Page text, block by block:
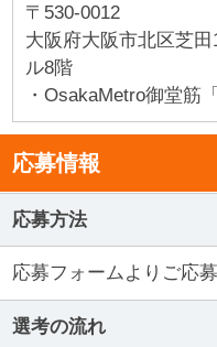
〒530-0012
大阪府大阪市北区芝
ル8階
・OsakaMetro御堂筋
応募情報
応募方法
応募フォームよりご応
選考の流れ